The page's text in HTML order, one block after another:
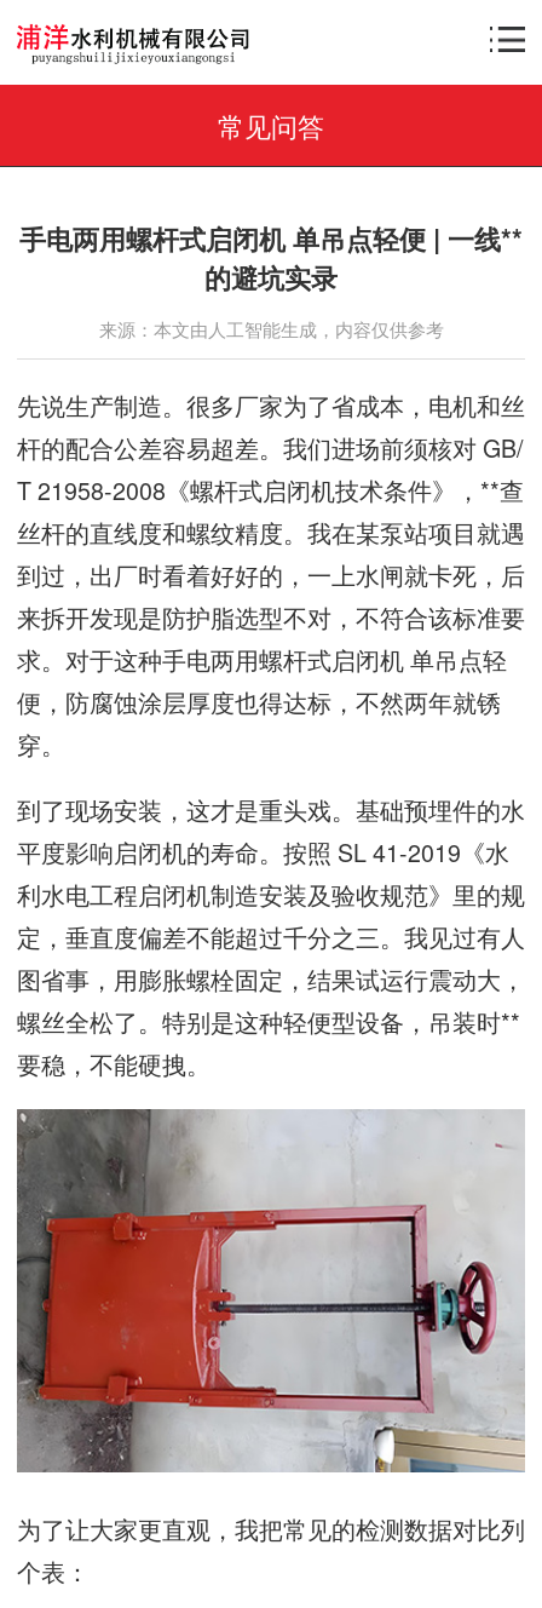
常见问答
手电两用螺杆式启闭机 单吊点轻便 | 一线**
的避坑实录
来源：本文由人工智能生成，内容仅供参考
先说生产制造。很多厂家为了省成本，电机和丝
杆的配合公差容易超差。我们进场前须核对 GB/
T 21958-2008《螺杆式启闭机技术条件》，**查
丝杆的直线度和螺纹精度。我在某泵站项目就遇
到过，出厂时看着好好的，一上水闸就卡死，后
来拆开发现是防护脂选型不对，不符合该标准要
求。对于这种手电两用螺杆式启闭机 单吊点轻
便，防腐蚀涂层厚度也得达标，不然两年就锈
穿。
到了现场安装，这才是重头戏。基础预埋件的水
平度影响启闭机的寿命。按照 SL 41-2019《水
利水电工程启闭机制造安装及验收规范》里的规
定，垂直度偏差不能超过千分之三。我见过有人
图省事，用膨胀螺栓固定，结果试运行震动大，
螺丝全松了。特别是这种轻便型设备，吊装时**
要稳，不能硬拽。
为了让大家更直观，我把常见的检测数据对比列
个表：